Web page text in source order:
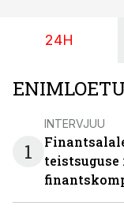
24H
1
INTERVJUU